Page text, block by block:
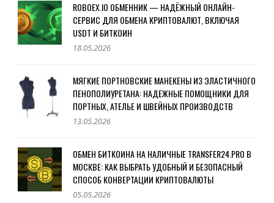
ROBOEX.IO ОБМЕННИК — НАДЁЖНЫЙ ОНЛАЙН-
СЕРВИС ДЛЯ ОБМЕНА КРИПТОВАЛЮТ, ВКЛЮЧАЯ
USDT И БИТКОИН
18.05.2026
МЯГКИЕ ПОРТНОВСКИЕ МАНЕКЕНЫ ИЗ ЭЛАСТИЧНОГО
ПЕНОПОЛИУРЕТАНА: НАДЕЖНЫЕ ПОМОЩНИКИ ДЛЯ
ПОРТНЫХ, АТЕЛЬЕ И ШВЕЙНЫХ ПРОИЗВОДСТВ
13.05.2026
ОБМЕН БИТКОИНА НА НАЛИЧНЫЕ TRANSFER24.PRO В
МОСКВЕ: КАК ВЫБРАТЬ УДОБНЫЙ И БЕЗОПАСНЫЙ
СПОСОБ КОНВЕРТАЦИИ КРИПТОВАЛЮТЫ
05.05.2026